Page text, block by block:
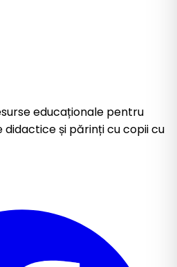
educaționale pentru
didactice și părinți cu copii cu